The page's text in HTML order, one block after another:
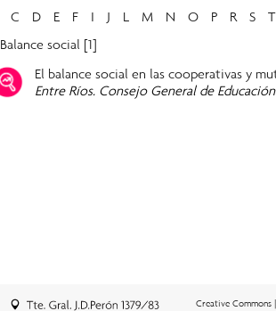
C D E F I J L M N O P R S
T
Balance social [1]
El balance social en las cooperativas y
Entre Ríos. Consejo General de Educación
Creative Commons